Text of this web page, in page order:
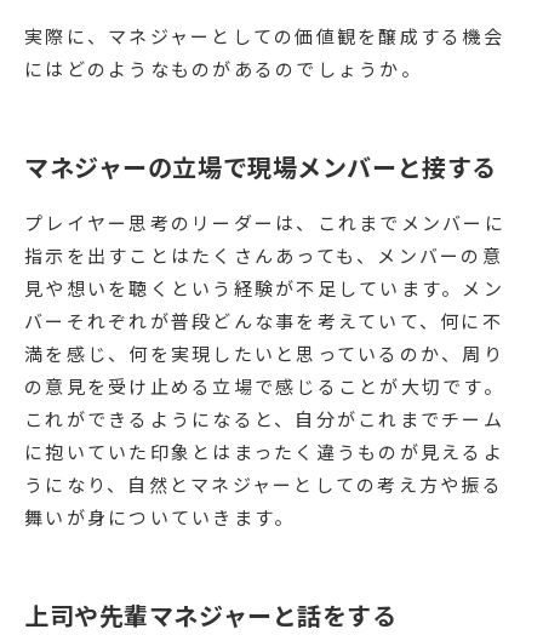
実際に、マネジャーとしての価値観を醸成する機会
にはどのようなものがあるのでしょうか。
マネジャーの立場で現場メンバーと接する
プレイヤー思考のリーダーは、これまでメンバーに
指示を出すことはたくさんあっても、メンバーの意
見や想いを聴くという経験が不足しています。メン
バーそれぞれが普段どんな事を考えていて、何に不
満を感じ、何を実現したいと思っているのか、周り
の意見を受け止める立場で感じることが大切です。
これができるようになると、自分がこれまでチーム
に抱いていた印象とはまったく違うものが見えるよ
うになり、自然とマネジャーとしての考え方や振る
舞いが身についていきます。
上司や先輩マネジャーと話をする